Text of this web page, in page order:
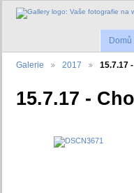
Domů
Galerie 2017 15.7.17
15.7.17 -